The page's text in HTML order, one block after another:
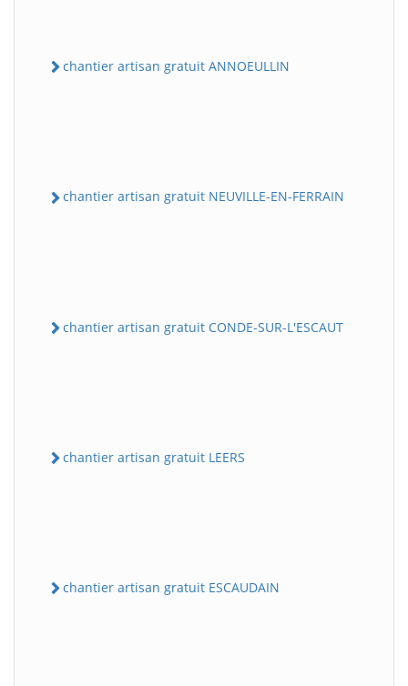
chantier artisan gratuit ANNOEULLIN
chantier artisan gratuit NEUVILLE-EN-FERRAIN
chantier artisan gratuit CONDE-SUR-L'ESCAUT
chantier artisan gratuit LEERS
chantier artisan gratuit ESCAUDAIN